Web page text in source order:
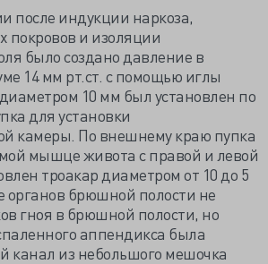
после индукции наркоза,
покровов и изоляции
было создано давление в
14 мм рт.ст. с помощью иглы
10 мм был установлен по
для установки
камеры. По внешнему краю пупка
мышце живота с правой и левой
троакар диаметром от 10 до 5
органов брюшной полости не
гноя в брюшной полости, но
аппендикса была
канал из небольшого мешочка